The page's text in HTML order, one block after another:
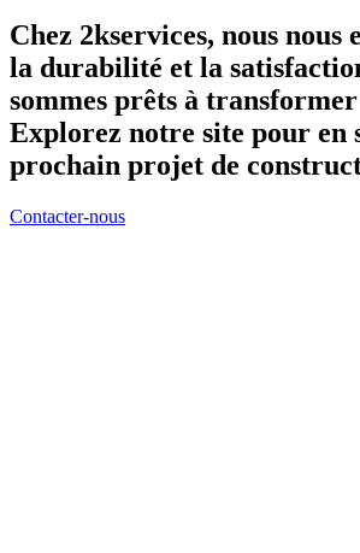
Chez 2kservices, nous
la durabilité et la
sommes prêts à
Explorez notre site pour en
prochain projet de
Contacter-nous